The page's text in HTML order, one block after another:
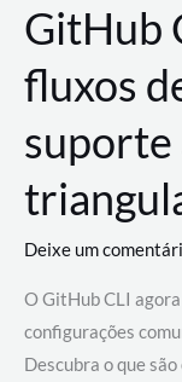
GitHub
fluxos
Deixe um
O GitHub CLI
configurações
Descubra o que